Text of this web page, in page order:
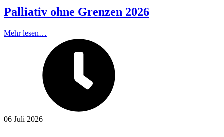
Palliativ ohne Grenzen 2026
Mehr lesen…
06 Juli 2026